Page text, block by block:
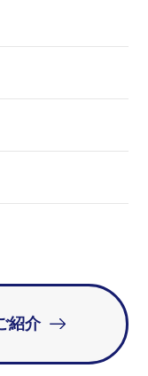
紹介